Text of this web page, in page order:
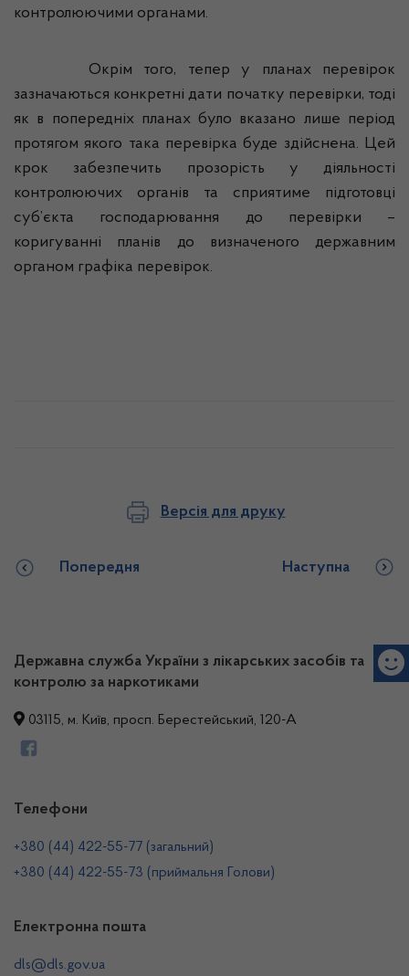
контролюючими органами.
Окрім того, тепер у планах перевірок
зазначаються конкретні дати початку перевірки, тоді
як в попередніх планах було вказано лише період
протягом якого така перевірка буде здійснена. Цей
крок забезпечить прозорість у діяльності
контролюючих органів та сприятиме підготовці
суб’єкта господарювання до перевірки –
коригуванні планів до визначеного державним
органом графіка перевірок.
Версія для друку
Попередня Наступна
Державна служба України з лікарських засобів та
контролю за наркотиками
03115, м. Київ, просп. Берестейський, 120-А
Телефони
+380 (44) 422-55-77 (загальний)
+380 (44) 422-55-73 (приймальня Голови)
Електронна пошта
dls@dls.gov.ua